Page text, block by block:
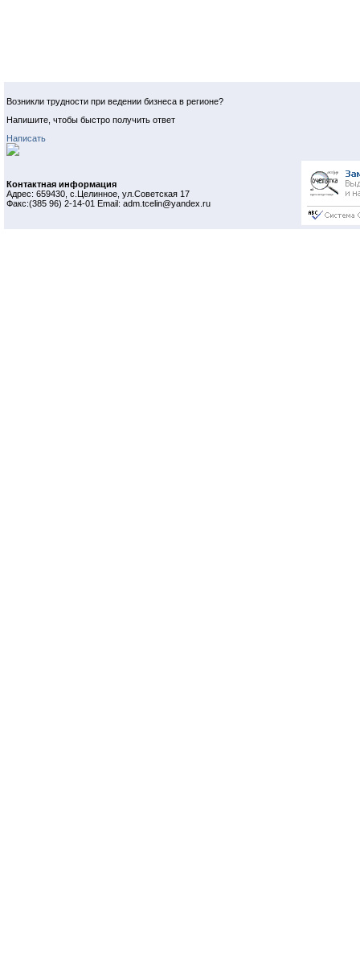
Возникли трудности при ведении бизнеса в регионе?
Напишите, чтобы быстро получить ответ
Написать
Контактная информация
Адрес: 659430, с.Целинное, ул.Советская 17
Факс:(385 96) 2-14-01 Email: adm.tcelin@yandex.ru